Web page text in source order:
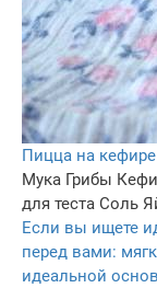
Пицца на
Мука Грибы
для теста Соль
Если вы ищете
перед вами:
идеальной